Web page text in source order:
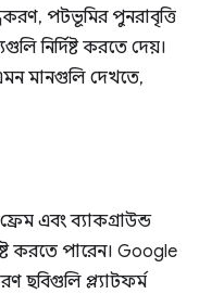
পটভূমির পুনরাবৃত্তি
নির্দিষ্ট করতে দেয়।
মানগুলি দেখতে,
এবং ব্যাকগ্রাউন্ড
করতে পারেন। Google
ছবিগুলি প্ল্যাটফর্ম